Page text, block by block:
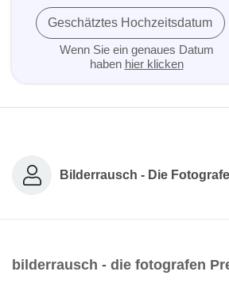
Geschätztes Hochzeitsdatum
Wenn Sie ein genaues Datum
haben hier klicken
Bilderrausch - Die
bilderrausch - die fotografen